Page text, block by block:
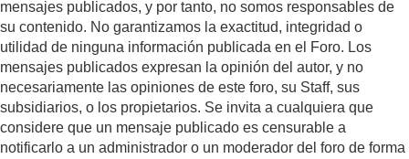
mensajes publicados, y por tanto, no somos responsables de
su contenido. No garantizamos la exactitud, integridad o
utilidad de ninguna información publicada en el Foro. Los
mensajes publicados expresan la opinión del autor, y no
necesariamente las opiniones de este foro, su Staff, sus
subsidiarios, o los propietarios. Se invita a cualquiera que
considere que un mensaje publicado es censurable a
notificarlo a un administrador o un moderador del foro de forma